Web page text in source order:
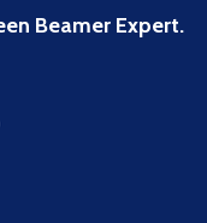
Beamer Expert.